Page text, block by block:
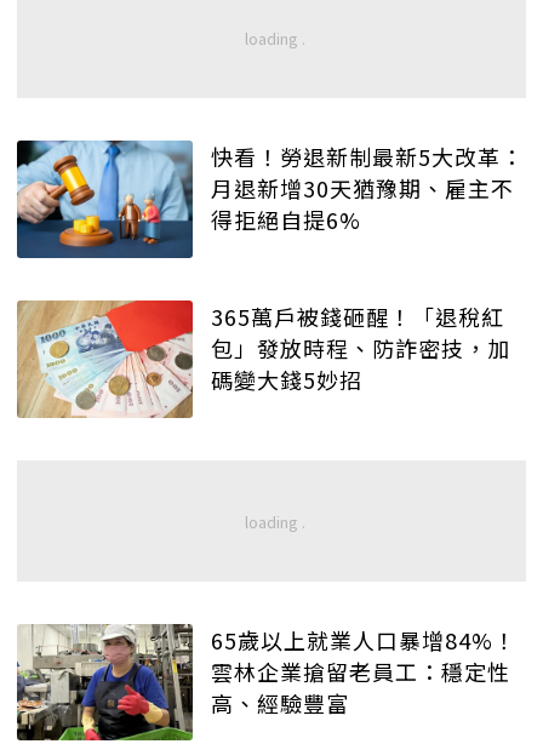
快看！勞退新制最新5大改革：
月退新增30天猶豫期、雇主不
得拒絕自提6%
365萬戶被錢砸醒！「退稅紅
包」發放時程、防詐密技，加
碼變大錢5妙招
65歲以上就業人口暴增84%！
雲林企業搶留老員工：穩定性
高、經驗豐富